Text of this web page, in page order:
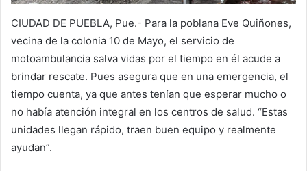
CIUDAD DE PUEBLA, Pue.- Para la poblana Eve Quiñones,
vecina de la colonia 10 de Mayo, el servicio de
motoambulancia salva vidas por el tiempo en él acude a
brindar rescate. Pues asegura que en una emergencia, el
tiempo cuenta, ya que antes tenían que esperar mucho o
no había atención integral en los centros de salud. “Estas
unidades llegan rápido, traen buen equipo y realmente
ayudan”.